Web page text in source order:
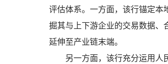
评估体系。一方面，该行锚定本
掘其与上下游企业的交易数据、
延伸至产业链末端。
另一方面，该行充分运用人民